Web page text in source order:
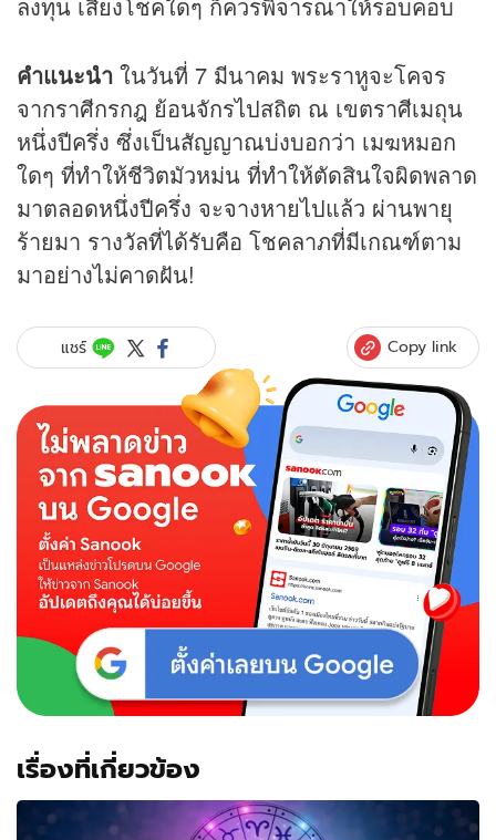
คำแนะนำ ในวันที่ 7 มีนาคม พระราหูจะโคจร
จากราศีกรกฎ ย้อนจักรไปสถิต ณ เขตราศีเมถุน
หนึ่งปีครึ่ง ซึ่งเป็นสัญญาณบ่งบอกว่า เมฆหมอก
ใดๆ ที่ทำให้ชีวิตมัวหม่น ที่ทำให้ตัดสินใจผิดพลาด
มาตลอดหนึ่งปีครึ่ง จะจางหายไปแล้ว ผ่านพายุ
ร้ายมา รางวัลที่ได้รับคือ โชคลาภที่มีเกณฑ์ตาม
มาอย่างไม่คาดฝัน!
แชร์ Copy link
เรื่องที่เกี่ยวข้อง